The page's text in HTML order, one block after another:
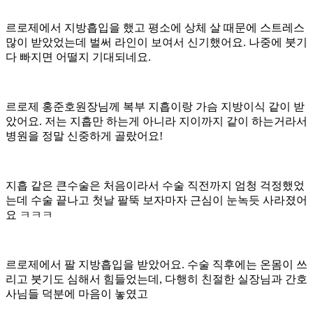
르로제에서 지방흡입을 했고 평소에 상체 살 때문에 스트레스
많이 받았었는데 벌써 라인이 보여서 신기했어요. 나중에 붓기
다 빠지면 어떨지 기대되네요.
르로제 홍준호원장님께 복부 지흡이랑 가슴 지방이식 같이 받
았어요. 저는 지흡만 하는게 아니라 지이까지 같이 하는거라서
병원을 정말 신중하게 골랐어요!
지흡 같은 큰수술은 처음이라서 수술 직전까지 엄청 걱정했었
는데 수술 끝나고 첫날 팔뚝 보자마자 근심이 눈녹듯 사라졌어
요 ㅋㅋㅋ
르로제에서 팔 지방흡입을 받았어요. 수술 직후에는 온몸이 쓰
리고 붓기도 심해서 힘들었는데, 다행히 친절한 실장님과 간호
사님들 덕분에 마음이 놓였고